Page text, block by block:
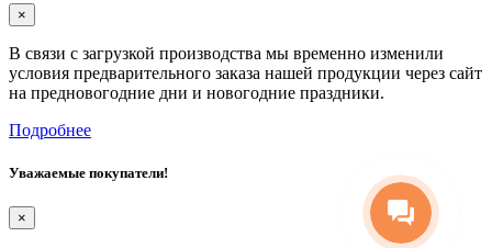
×
В связи с загрузкой производства мы временно изменили
условия предварительного заказа нашей продукции через сайт
на предновогодние дни и новогодние праздники.
Подробнее
Уважаемые покупатели!
×